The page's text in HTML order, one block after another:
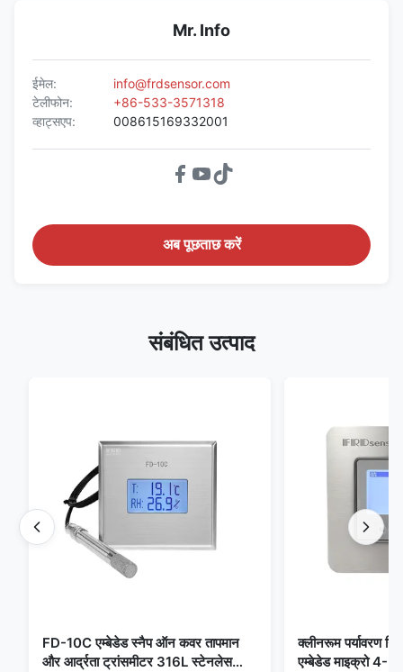
Mr. Info
ईमेल:
info@frdsensor.com
टेलीफोन:
+86-533-3571318
व्हाट्सएप:
008615169332001
अब पूछताछ करें
संबंधित उत्पाद
FD-10C एम्बेडेड स्नैप ऑन कवर तापमान
और आर्द्रता ट्रांसमीटर 316L स्टेनलेस
क्लीनरूम पर्यावरण
एम्बेडेड माइक्रो 4-